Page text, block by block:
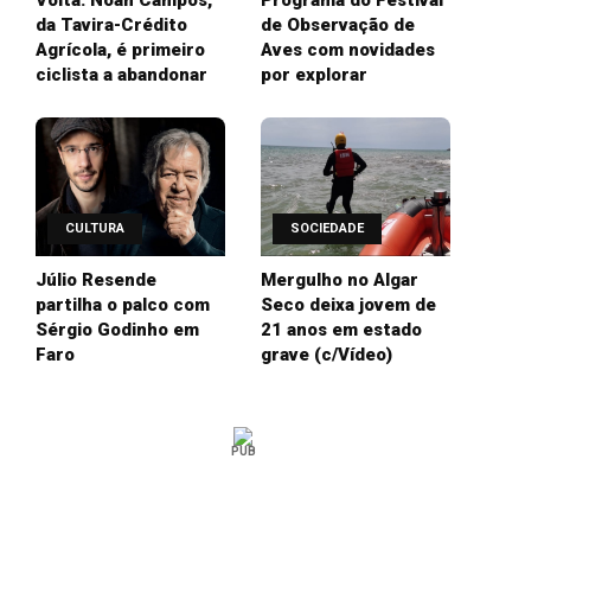
da Tavira-Crédito
Agrícola, é primeiro
ciclista a abandonar
de Observação de
Aves com novidades
por explorar
CULTURA
Júlio Resende
partilha o palco com
Sérgio Godinho em
Faro
SOCIEDADE
Mergulho no Algar
Seco deixa jovem de
21 anos em estado
grave (c/Vídeo)
PUB